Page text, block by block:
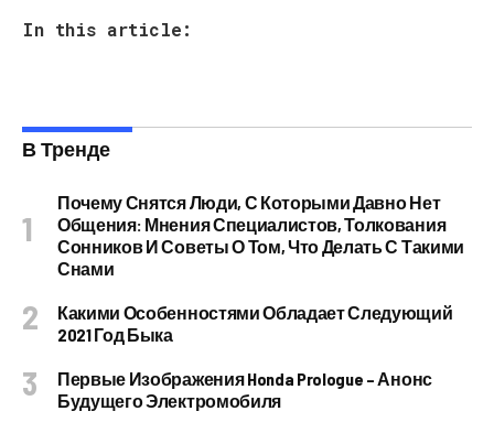
In this article:
В Тренде
Почему Снятся Люди, С Которыми Давно Нет
Общения: Мнения Специалистов, Толкования
Сонников И Советы О Том, Что Делать С Такими
Снами
Какими Особенностями Обладает Следующий
2021 Год Быка
Первые Изображения Honda Prologue – Анонс
Будущего Электромобиля